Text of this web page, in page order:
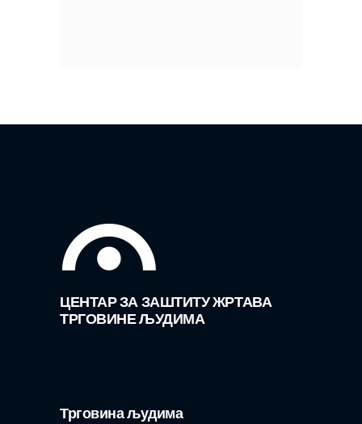
ЦЕНТАР ЗА ЗАШТИТУ ЖРТАВА
ТРГОВИНЕ ЉУДИМА
Трговина људима